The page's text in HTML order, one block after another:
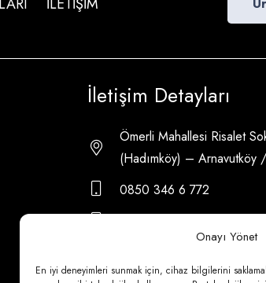
Onayı Yönet
En iyi deneyimleri sunmak için, cihaz bilgilerini
İletişim Detayları
Ömerli Mahallesi Risalet
(Hadımköy) – Arnavutköy
0850 346 6 772